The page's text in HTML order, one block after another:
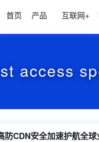
首页 产品 互联网+
access
防CDN安全加速护航全球